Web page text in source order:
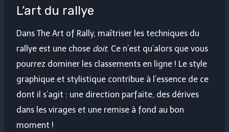
L’art du rallye
Dans The Art of Rally, maîtriser les techniques du
rallye est une chose doit. Ce n’est qu’alors que vous
pourrez dominer les classements en ligne ! Le style
graphique et stylistique contribue à l’essence de ce
dont il s’agit : une direction parfaite, des dérives
dans les virages et une remise à fond au bon
moment !